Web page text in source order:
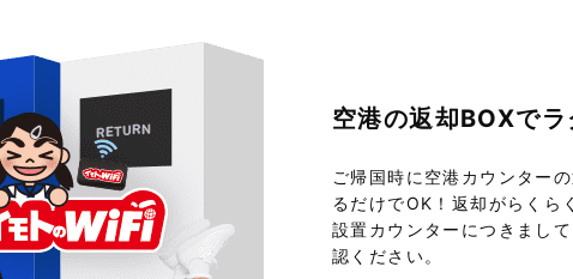
空港の返却BOXでラ
ご帰国時に空港カウンター
るだけでOK！返却がらくら
設置カウンターにつきまし
認ください。